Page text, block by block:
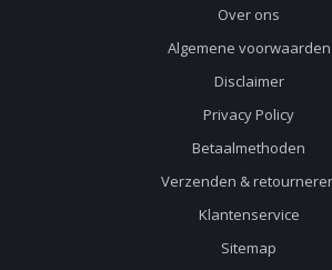
Over ons
Algemene voorwaarden
Disclaimer
Privacy Policy
Betaalmethoden
Verzenden &
Klantenservice
Sitemap